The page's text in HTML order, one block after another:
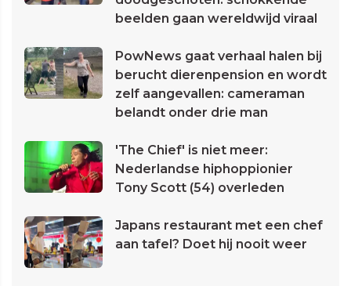
beelden gaan wereldwijd viraal
PowNews gaat verhaal halen bij
berucht dierenpension en wordt
zelf aangevallen: cameraman
belandt onder drie man
'The Chief' is niet meer:
Nederlandse hiphoppionier
Tony Scott (54) overleden
Japans restaurant met een chef
aan tafel? Doet hij nooit weer